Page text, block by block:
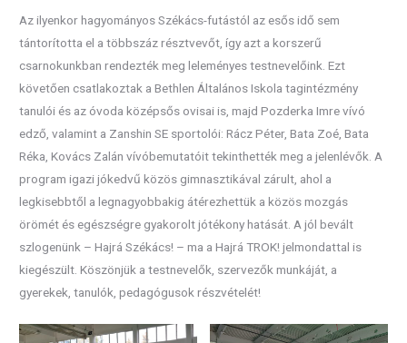
Az ilyenkor hagyományos Székács-futástól az esős idő sem
tántorította el a többszáz résztvevőt, így azt a korszerű
csarnokunkban rendezték meg leleményes testnevelőink. Ezt
követően csatlakoztak a Bethlen Általános Iskola tagintézmény
tanulói és az óvoda középsős ovisai is, majd Pozderka Imre vívó
edző, valamint a Zanshin SE sportolói: Rácz Péter, Bata Zoé, Bata
Réka, Kovács Zalán vívóbemutatóit tekinthették meg a jelenlévők. A
program igazi jókedvű közös gimnasztikával zárult, ahol a
legkisebbtől a legnagyobbakig átérezhettük a közös mozgás
örömét és egészségre gyakorolt jótékony hatását. A jól bevált
szlogenünk – Hajrá Székács! – ma a Hajrá TROK! jelmondattal is
kiegészült. Köszönjük a testnevelők, szervezők munkáját, a
gyerekek, tanulók, pedagógusok részvételét!